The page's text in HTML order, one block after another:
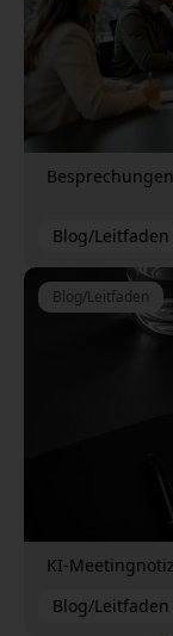
Blog/Leitfaden
Blog/Leitfaden
KI-
Blog/Leitfaden